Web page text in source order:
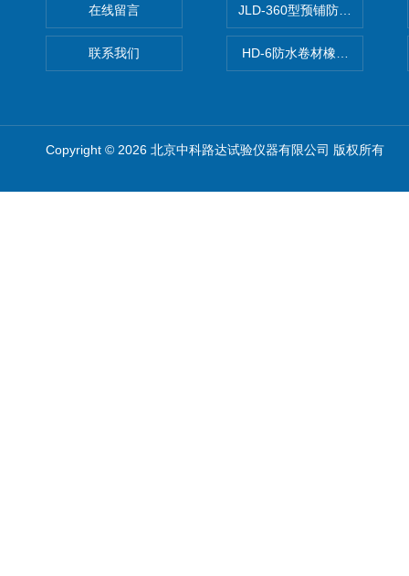
在线留言
联系我们
JLD-360型预铺防水卷材抗冲
HD-6防水卷材橡胶测厚仪
Copyright © 2026 北京中科路达试验仪器有限公司 版权所有